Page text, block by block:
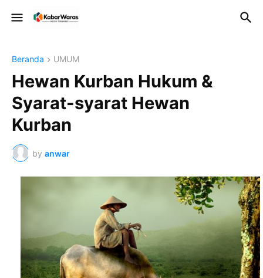
Beranda UMUM
Hewan Kurban Hukum &
Syarat-syarat Hewan
Kurban
by anwar